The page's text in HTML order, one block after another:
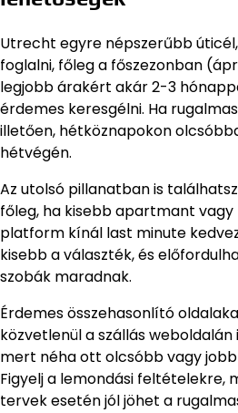
Utrecht egyre népszerűbb
foglalni, főleg a főszezonban
legjobb árakért akár 2-3
érdemes keresgélni. Ha
illetően, hétköznapokon
hétvégén.
Az utolsó pillanatban is
főleg, ha kisebb apartmant vagy
platform kínál last minute
kisebb a választék, és
szobák maradnak.
Érdemes összehasonlító
közvetlenül a szállás
mert néha ott olcsóbb vagy
Figyelj a lemondási feltételekre,
tervek esetén jól jöhet a